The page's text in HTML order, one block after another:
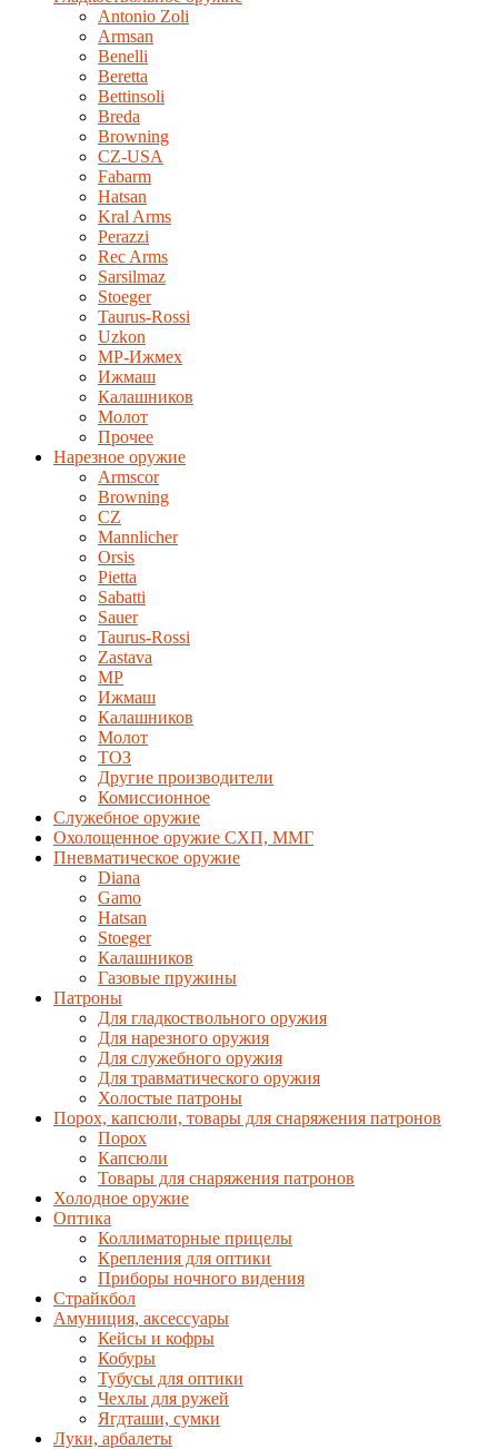
Antonio Zoli
Armsan
Benelli
Beretta
Bettinsoli
Breda
Browning
CZ-USA
Fabarm
Hatsan
Kral Arms
Perazzi
Rec Arms
Sarsilmaz
Stoeger
Taurus-Rossi
Uzkon
MP-Ижмех
Ижмаш
Калашников
Молот
Прочее
Нарезное оружие
Armscor
Browning
CZ
Mannlicher
Orsis
Pietta
Sabatti
Sauer
Taurus-Rossi
Zastava
MP
Ижмаш
Калашников
Молот
ТОЗ
Другие производители
Комиссионное
Служебное оружие
Охолощенное оружие СХП, ММГ
Пневматическое оружие
Diana
Gamo
Hatsan
Stoeger
Калашников
Газовые пружины
Патроны
Для гладкоствольного оружия
Для нарезного оружия
Для служебного оружия
Для травматического оружия
Холостые патроны
Порох, капсюли, товары для снаряжения патронов
Порох
Капсюли
Товары для снаряжения патронов
Холодное оружие
Оптика
Коллиматорные прицелы
Крепления для оптики
Приборы ночного видения
Страйкбол
Амуниция, аксессуары
Кейсы и кофры
Кобуры
Тубусы для оптики
Чехлы для ружей
Ягдташи, сумки
Луки, арбалеты